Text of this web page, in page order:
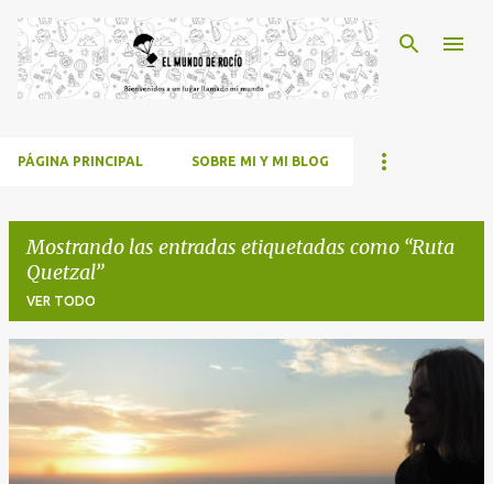
Ir al contenido principal
PÁGINA PRINCIPAL SOBRE MI Y MI BLOG
Mostrando las entradas etiquetadas como Ruta
Quetzal
VER TODO
E
n
t
r